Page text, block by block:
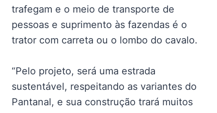
trafegam e o meio de transporte de
pessoas e suprimento às fazendas é o
trator com carreta ou o lombo do cavalo.
“Pelo projeto, será uma estrada
sustentável, respeitando as variantes do
Pantanal, e sua construção trará muitos